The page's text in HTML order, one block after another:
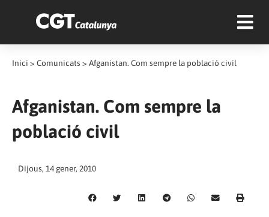
Inici > Comunicats > Afganistan. Com sempre la població civil
Afganistan. Com sempre la
població civil
Dijous, 14 gener, 2010